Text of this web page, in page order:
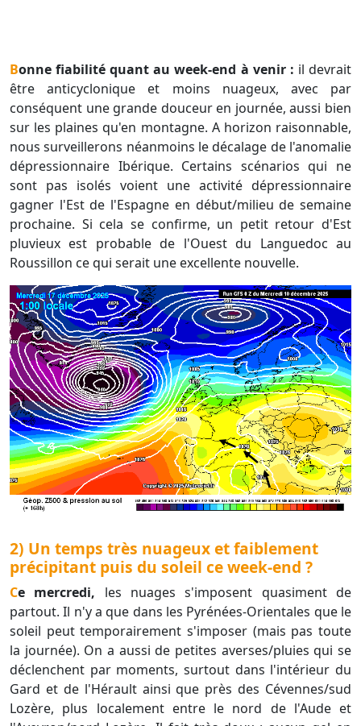
Bonne fiabilité quant au week-end à venir : il devrait
être anticyclonique et moins nuageux, avec par
conséquent une grande douceur en journée, aussi bien
sur les plaines qu'en montagne. A horizon raisonnable,
nous surveillerons néanmoins le décalage de l'anomalie
dépressionnaire Ibérique. Certains scénarios qui ne
sont pas isolés voient une activité dépressionnaire
gagner l'Est de l'Espagne en début/milieu de semaine
prochaine. Si cela se confirme, un petit retour d'Est
pluvieux est probable de l'Ouest du Languedoc au
Roussillon ce qui serait une excellente nouvelle.
2) Un temps très nuageux et faiblement
précipitant puis du soleil ce week-end ?
Ce mercredi, les nuages s'imposent quasiment de
partout. Il n'y a que dans les Pyrénées-Orientales que le
soleil peut temporairement s'imposer (mais pas toute
la journée). On a aussi de petites averses/pluies qui se
déclenchent par moments, surtout dans l'intérieur du
Gard et de l'Hérault ainsi que près des Cévennes/sud
Lozère, plus localement entre le nord de l'Aude et